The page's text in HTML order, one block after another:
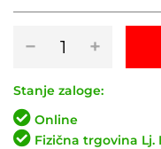
−
SYNCROS
Lock-
On
količina
+
Stanje zaloge:
Online
Fizična trgovina Lj.